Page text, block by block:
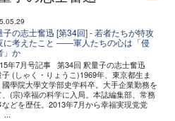
子の志士奮迅 [第34回] - 若者たちが特攻
に考えたこと ――軍人たちの心は「侵
」か
年7月号記事 第34回 釈量子の志士奮迅
子 (しゃく・りょうこ)1969年、東京都生ま
國學院大學文学部史学科卒。大手企業勤務を
、(宗)幸福の科学に入局。本誌編集部、常務
などを歴任。2013年7月から幸福実現党党
...